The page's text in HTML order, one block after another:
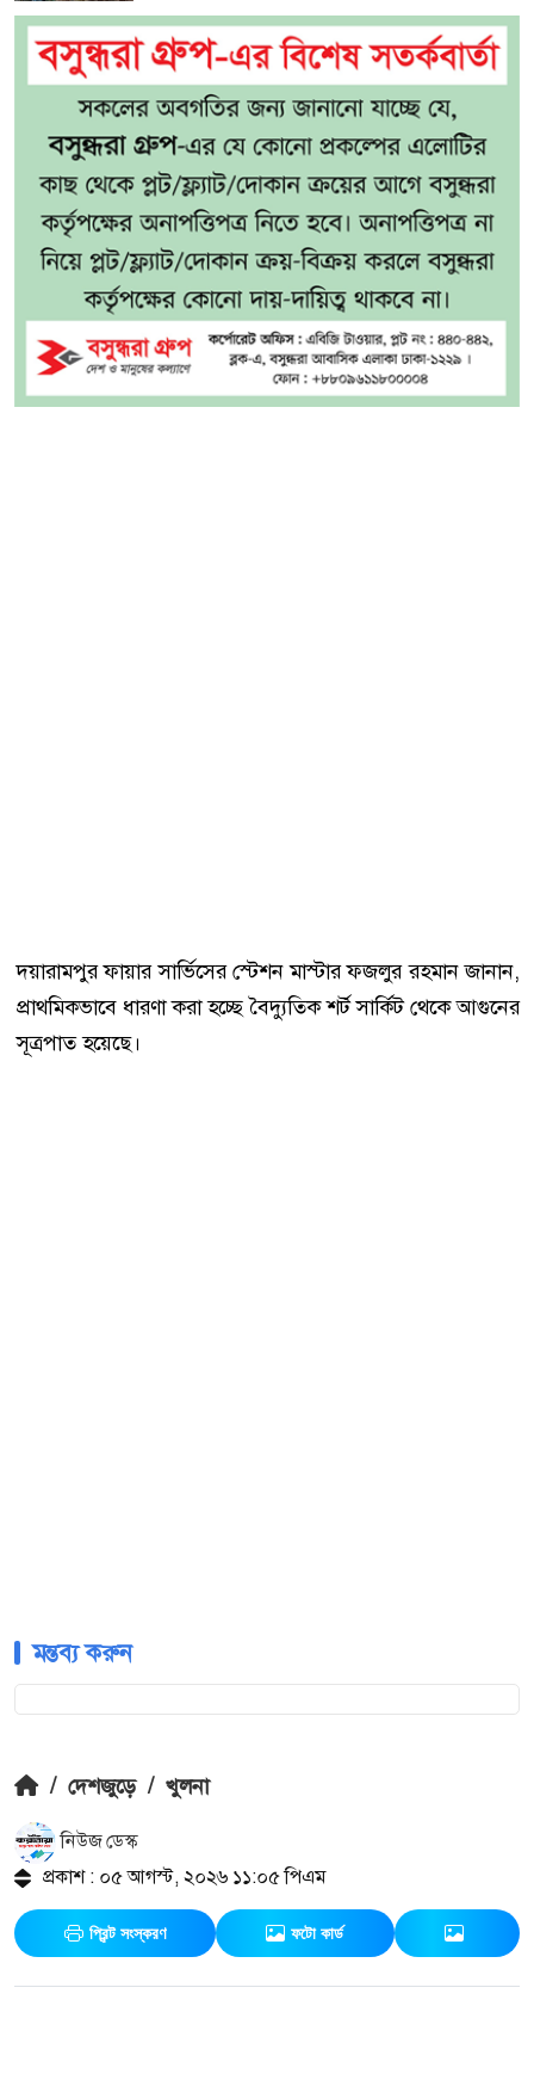
দয়ারামপুর ফায়ার সার্ভিসের স্টেশন মাস্টার ফজলুর রহমান জানান,
প্রাথমিকভাবে ধারণা করা হচ্ছে বৈদ্যুতিক শর্ট সার্কিট থেকে আগুনের
সূত্রপাত হয়েছে।
মন্তব্য করুন
/ দেশজুড়ে / খুলনা
নিউজ ডেস্ক
প্রকাশ : ০৫ আগস্ট, ২০২৬ ১১:০৫ পিএম
প্রিন্ট সংস্করণ ফটো কার্ড